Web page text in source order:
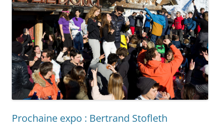
Prochaine expo : Bertrand Stofleth